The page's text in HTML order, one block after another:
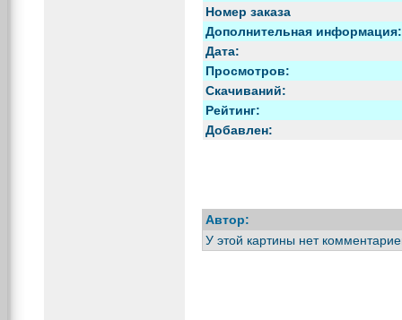
Номер заказа
Дополнительная информация:
Дата:
Просмотров:
Скачиваний:
Рейтинг:
Добавлен:
Автор:
У этой картины нет